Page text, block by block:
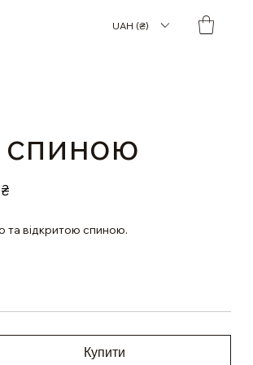
UAH (₴)
спиною
та відкритою спиною.
Купити